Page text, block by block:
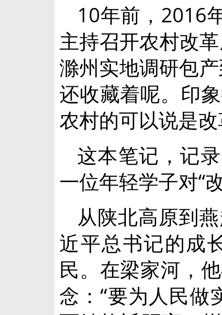
10年前，2016
主持召开农村改
滁州实地调研包
还收藏着呢。印
农村的可以说是
这本笔记，记
一位年轻学子对“
从陕北高原到
近平总书记的成
民。在梁家河，
念：“要为人民做